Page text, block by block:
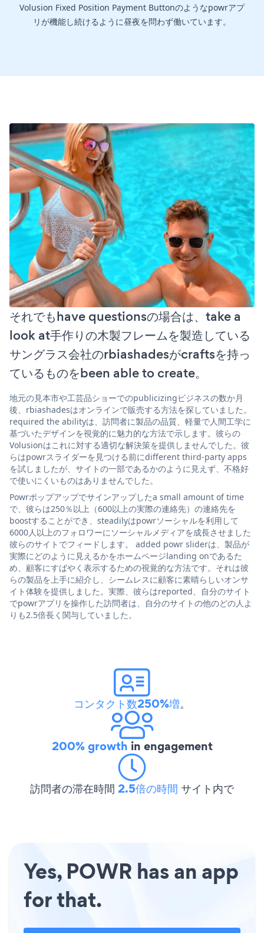
Volusion Fixed Position Payment Buttonのようなpowrアプ
リが機能し続けるように昼夜を問わず働いています。
それでもhave questionsの場合は、take a
look at手作りの木製フレームを製造している
サングラス会社のrbiashadesがcraftsを持っ
ているものをbeen able to create。
地元の見本市や工芸品ショーでのpublicizingビジネスの数か月
後、rbiashadesはオンラインで販売する方法を探していました。
required the abilityは、訪問者に製品の品質、軽量で人間工学に
基づいたデザインを視覚的に魅力的な方法で示します。彼らの
Volusionはこれに対する適切な解決策を提供しませんでした。彼
らはpowrスライダーを見つける前にdifferent third-party apps
を試しましたが、サイトの一部であるかのように見えず、不格好
で使いにくいものはありませんでした。
Powrポップアップでサインアップしたa small amount of time
で、彼らは250％以上（600以上の実際の連絡先）の連絡先を
boostすることができ、steadilyはpowrソーシャルを利用して
6000人以上のフォロワーにソーシャルメディアを成長させました
彼らのサイトでフィードします。 added powr sliderは、製品が
実際にどのように見えるかをホームページlanding onであるた
め、顧客にすばやく表示するための視覚的な方法です。それは彼
らの製品を上手に紹介し、シームレスに顧客に素晴らしいオンサ
イト体験を提供しました。実際、彼らはreported、自分のサイト
でpowrアプリを操作した訪問者は、自分のサイトの他のどの人よ
りも2.5倍長く関与していました。
コンタクト数250%増。
200% growth in engagement
訪問者の滞在時間 2.5倍の時間 サイト内で
Yes, POWR has an app
for that.